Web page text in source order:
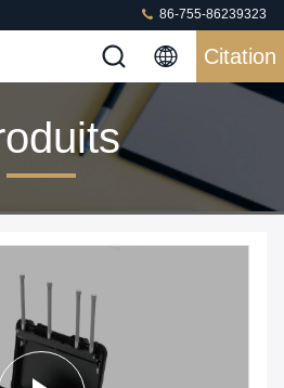
86-755-86239323
Citation